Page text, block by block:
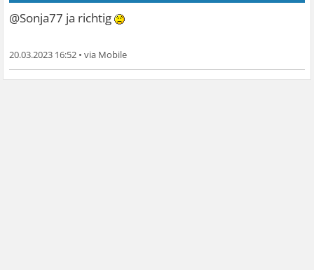
@Sonja77 ja richtig
20.03.2023 16:52 •